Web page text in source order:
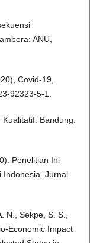
ANU,
Covid-19,
92323-5-1.
Bandung:
Penelitian Ini
Indonesia. Jurnal
N., Sekpe, S. S.,
Economic Impact